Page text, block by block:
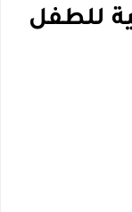
للطفل